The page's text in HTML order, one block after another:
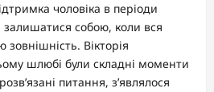
чоловіка в періоди
залишатися собою, коли вся
Вікторія
шлюбі були складні моменти
питання, з’являлося